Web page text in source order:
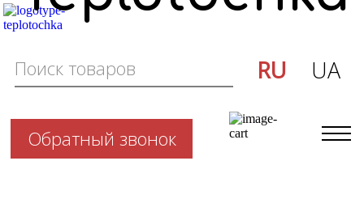
Обратный звонок
RU UA